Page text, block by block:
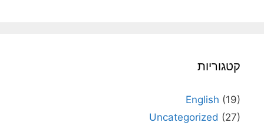
קטגוריות
English (19)
Uncategorized (27)